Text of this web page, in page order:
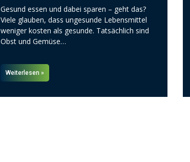
Gesund essen und dabei sparen – geht das?
Viele glauben, dass ungesunde Lebensmittel
weniger kosten als gesunde. Tatsächlich sind
Obst und Gemüse…
Weiterlesen »